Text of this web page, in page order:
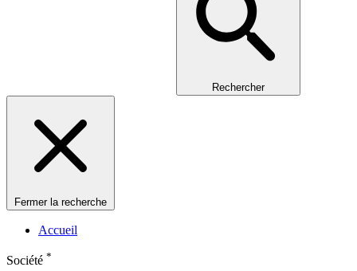
Rechercher
Fermer la recherche
Accueil
Société *